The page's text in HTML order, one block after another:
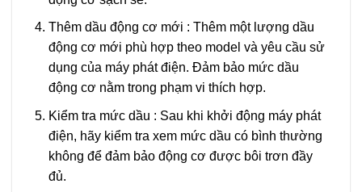
Thêm dầu động cơ mới : Thêm một lượng dầu
động cơ mới phù hợp theo model và yêu cầu sử
dụng của máy phát điện. Đảm bảo mức dầu
động cơ nằm trong phạm vi thích hợp.
Kiểm tra mức dầu : Sau khi khởi động máy phát
điện, hãy kiểm tra xem mức dầu có bình thường
không để đảm bảo động cơ được bôi trơn đầy
đủ.